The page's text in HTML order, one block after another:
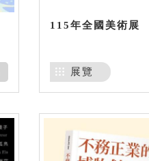
115年全國美術展
展覽